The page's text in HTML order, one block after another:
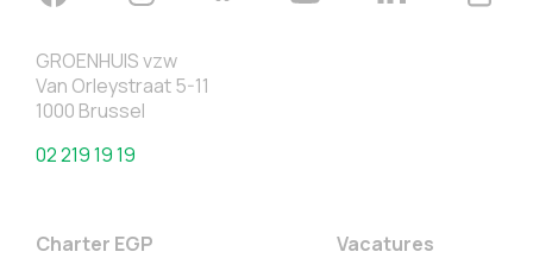
GROENHUIS vzw
Van Orleystraat 5-11
1000 Brussel
02 219 19 19
Charter EGP
Vacatures